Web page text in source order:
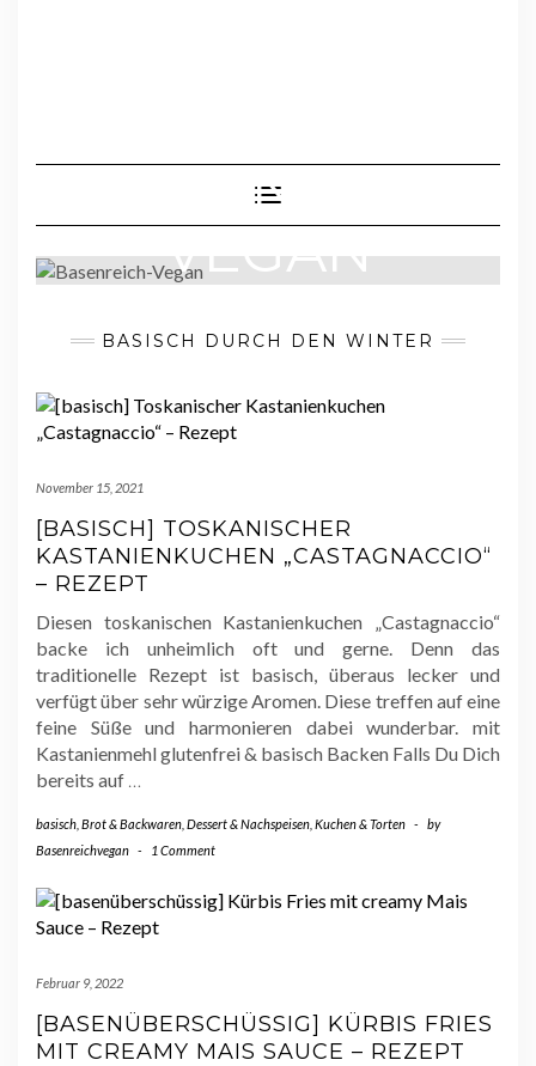
Toggle Navigation
BASENREICH-
VEGAN
BASISCH DURCH DEN WINTER
November 15, 2021
[BASISCH] TOSKANISCHER
KASTANIENKUCHEN „CASTAGNACCIO“
– REZEPT
Diesen toskanischen Kastanienkuchen „Castagnaccio“
backe ich unheimlich oft und gerne. Denn das
traditionelle Rezept ist basisch, überaus lecker und
verfügt über sehr würzige Aromen. Diese treffen auf eine
feine Süße und harmonieren dabei wunderbar. mit
Kastanienmehl glutenfrei & basisch Backen Falls Du Dich
bereits auf …
basisch Brot & Backwaren Dessert & Nachspeisen Kuchen & Torten -
by
Basenreichvegan - 1 Comment
Februar 9, 2022
[BASENÜBERSCHÜSSIG] KÜRBIS FRIES
MIT CREAMY MAIS SAUCE – REZEPT